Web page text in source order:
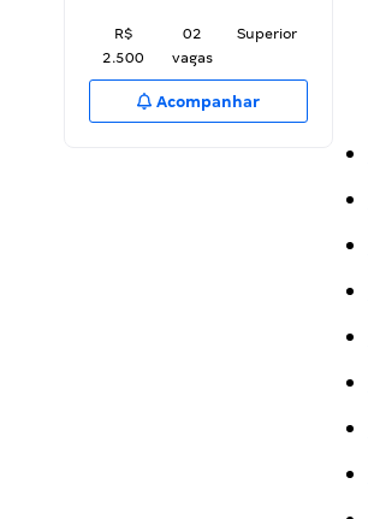
R$
2.500
02
vagas
Superior
Acompanhar